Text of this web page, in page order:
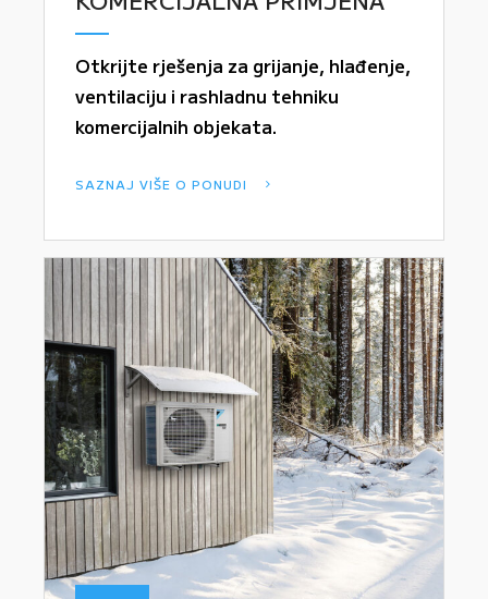
Otkrijte rješenja za grijanje, hlađenje,
ventilaciju i rashladnu tehniku
komercijalnih objekata.
SAZNAJ VIŠE O PONUDI